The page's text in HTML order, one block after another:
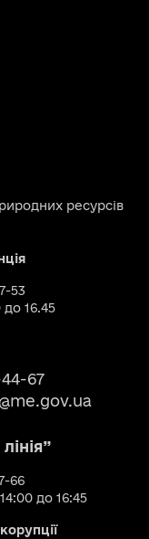
ресурсів
53
до 16.45
67
66
до 16:45